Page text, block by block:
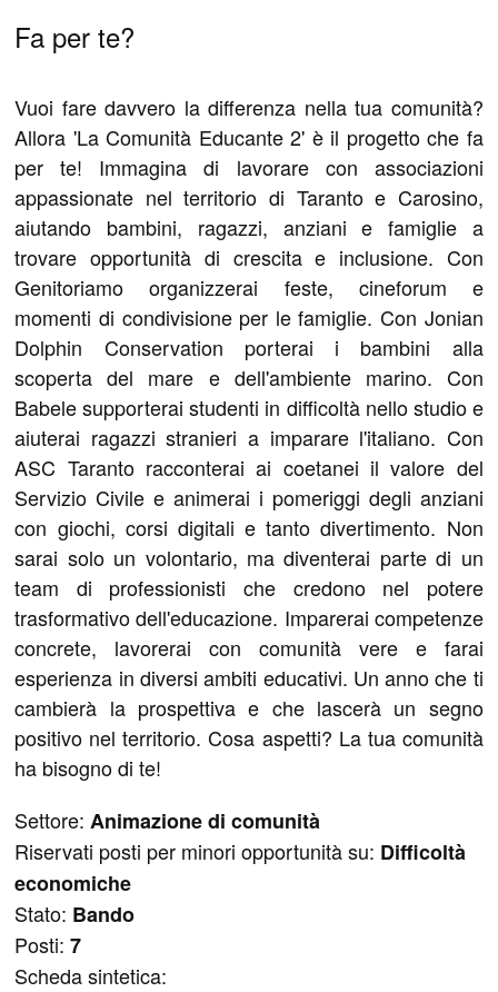
Fa per te?
Vuoi fare davvero la differenza nella tua comunità?
Allora 'La Comunità Educante 2' è il progetto che fa
per te! Immagina di lavorare con associazioni
appassionate nel territorio di Taranto e Carosino,
aiutando bambini, ragazzi, anziani e famiglie a
trovare opportunità di crescita e inclusione. Con
Genitoriamo organizzerai feste, cineforum e
momenti di condivisione per le famiglie. Con Jonian
Dolphin Conservation porterai i bambini alla
scoperta del mare e dell'ambiente marino. Con
Babele supporterai studenti in difficoltà nello studio e
aiuterai ragazzi stranieri a imparare l'italiano. Con
ASC Taranto racconterai ai coetanei il valore del
Servizio Civile e animerai i pomeriggi degli anziani
con giochi, corsi digitali e tanto divertimento. Non
sarai solo un volontario, ma diventerai parte di un
team di professionisti che credono nel potere
trasformativo dell'educazione. Imparerai competenze
concrete, lavorerai con comunità vere e farai
esperienza in diversi ambiti educativi. Un anno che ti
cambierà la prospettiva e che lascerà un segno
positivo nel territorio. Cosa aspetti? La tua comunità
ha bisogno di te!
Settore:Animazione di comunità
Riservati posti per minori opportunità su: Difficoltà
economiche
Stato: Bando
Posti:7
Scheda sintetica: